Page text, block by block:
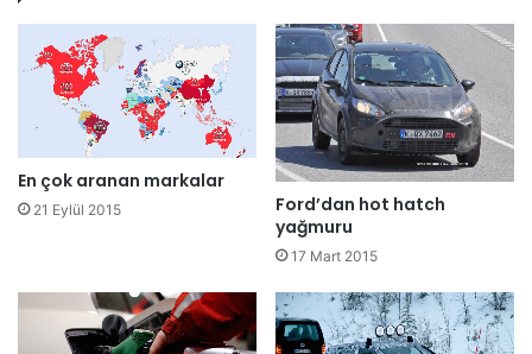
En çok aranan markalar
21 Eylül 2015
Ford’dan hot hatch
yağmuru
17 Mart 2015